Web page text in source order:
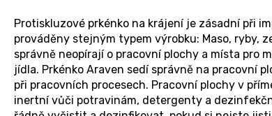
Protiskluzové prkénko na krájení je zásadní při
prováděny stejným typem výrobku: Maso, ryby,
správně neopírají o pracovní plochy a místa pro
jídla. Prkénko Araven sedí správně na pracovní
při pracovních procesech. Pracovní plochy v
inertní vůči potravinám, detergenty a